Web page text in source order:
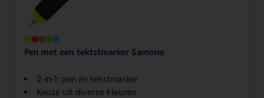
Pen met een tektstmarker Samone
2-in-1: pen én tekstmarker
Keuze uit diverse kleuren